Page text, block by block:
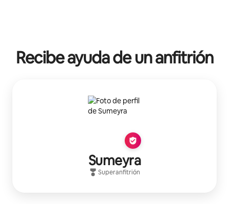
Recibe ayuda de un anfitrión
Sumeyra
Superanfitrión